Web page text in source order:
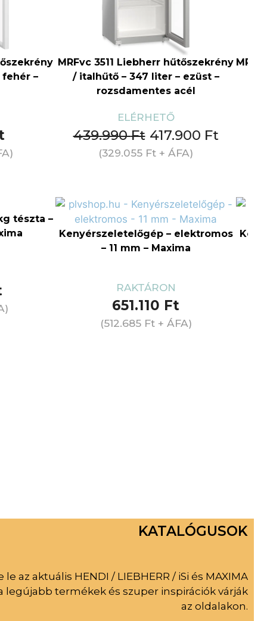
–
ELÉRHETŐ
MRFvc 3511 Liebherr hűtőszekrény
/ italhűtő – 347 liter – ezüst –
rozsdamentes acél
439.990Ft 417.900 Ft
(329.055 Ft + ÁFA)
tészta –
RAKTÁRON
Kenyérszeletelőgép – elektromos
– 11 mm – Maxima
651.110 Ft
(512.685 Ft+ ÁFA)
KATALÓGUSOK
az aktuális HENDI / LIEBHERR / iSi és MAXIMA
legújabb termékek és szuper inspirációk várják
az oldalakon.